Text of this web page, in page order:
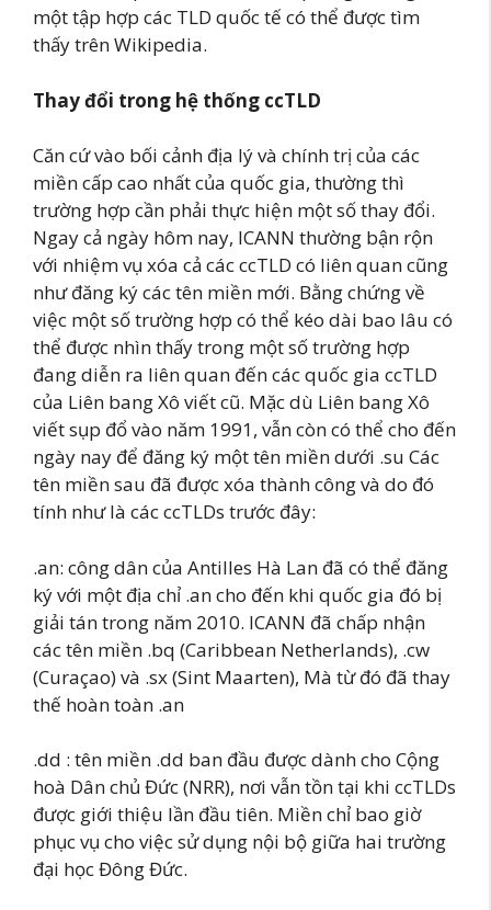
một tập hợp các TLD quốc tế có thể được tìm
thấy trên Wikipedia.
Thay đổi trong hệ thống ccTLD
Căn cứ vào bối cảnh địa lý và chính trị của các
miền cấp cao nhất của quốc gia, thường thì
trường hợp cần phải thực hiện một số thay đổi.
Ngay cả ngày hôm nay, ICANN thường bận rộn
với nhiệm vụ xóa cả các ccTLD có liên quan cũng
như đăng ký các tên miền mới. Bằng chứng về
việc một số trường hợp có thể kéo dài bao lâu có
thể được nhìn thấy trong một số trường hợp
đang diễn ra liên quan đến các quốc gia ccTLD
của Liên bang Xô viết cũ. Mặc dù Liên bang Xô
viết sụp đổ vào năm 1991, vẫn còn có thể cho đến
ngày nay để đăng ký một tên miền dưới .su Các
tên miền sau đã được xóa thành công và do đó
tính như là các ccTLDs trước đây:
.an: công dân của Antilles Hà Lan đã có thể đăng
ký với một địa chỉ .an cho đến khi quốc gia đó bị
giải tán trong năm 2010. ICANN đã chấp nhận
các tên miền .bq (Caribbean Netherlands), .cw
(Curaçao) và .sx (Sint Maarten), Mà từ đó đã thay
thế hoàn toàn .an
.dd : tên miền .dd ban đầu được dành cho Cộng
hoà Dân chủ Đức (NRR), nơi vẫn tồn tại khi ccTLDs
được giới thiệu lần đầu tiên. Miền chỉ bao giờ
phục vụ cho việc sử dụng nội bộ giữa hai trường
đại học Đông Đức.